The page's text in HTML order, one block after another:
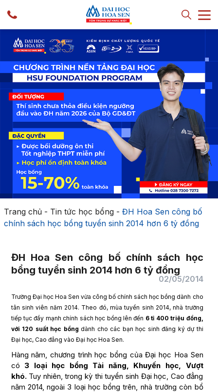
Trang chủ- Tin tức học bổng- ĐH Hoa Sen công bố
chính sách học bổng tuyển sinh 2014 hơn 6 tỷ đồng
ĐH Hoa Sen công bố chính sách học
bổng tuyển sinh 2014 hơn 6 tỷ đồng
02/05/2014
Trường Đại học Hoa Sen vừa công bố chính sách học bồng dành cho
tân sinh viên năm 2014. Theo đó, mùa tuyển sinh 2014, nhà trường
tiếp tục đẩy mạnh chính sách học bổng lên đến 6 tỉ 400 triệu đồng,
với 120 suất học bổng dành cho các bạn học sinh đăng ký dự thi
Đại học, Cao đẳng vào Đại học Hoa Sen.
Hàng năm, chương trình học bổng của Đại học Hoa Sen
có 3 loại học bổng Tài năng, Khuyến học, Vượt
khó.Tuy nhiên, trong kỳ thi tuyển sinh Đại học, Cao đẳng
năm 2014, ngoài 3 loại học bổng trên, nhà trường còn bổ